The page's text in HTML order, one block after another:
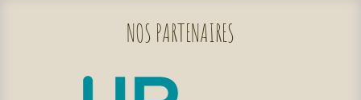
NOS PARTENAIRES